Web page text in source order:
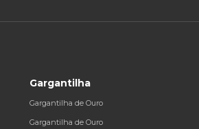
Gargantilha
Gargantilha de Ouro
Gargantilha de Ouro